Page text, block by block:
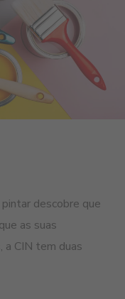
descobre que
as suas
a CIN tem duas